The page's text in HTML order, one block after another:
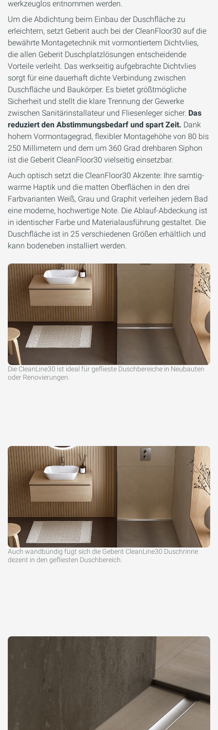
werkzeuglos entnommen werden.
Um die Abdichtung beim Einbau der Duschfläche zu
erleichtern, setzt Geberit auch bei der CleanFloor30 auf die
bewährte Montagetechnik mit vormontiertem Dichtvlies,
die allen Geberit Duschplatzlösungen entscheidende
Vorteile verleiht. Das werkseitig aufgebrachte Dichtvlies
sorgt für eine dauerhaft dichte Verbindung zwischen
Duschfläche und Baukörper. Es bietet größtmögliche
Sicherheit und stellt die klare Trennung der Gewerke
zwischen Sanitärinstallateur und Fliesenleger sicher. Das
reduziert den Abstimmungsbedarf und spart Zeit. Dank
hohem Vormontagegrad, flexibler Montagehöhe von 80 bis
250 Millimetern und dem um 360 Grad drehbaren Siphon
ist die Geberit CleanFloor30 vielseitig einsetzbar.
Auch optisch setzt die CleanFloor30 Akzente: Ihre samtig-
warme Haptik und die matten Oberflächen in den drei
Farbvarianten Weiß, Grau und Graphit verleihen jedem Bad
eine moderne, hochwertige Note. Die Ablauf-Abdeckung ist
in identischer Farbe und Materialausführung gestaltet. Die
Duschfläche ist in 25 verschiedenen Größen erhältlich und
kann bodeneben installiert werden.
Die CleanLine30 ist ideal für geflieste Duschbereiche in Neubauten
oder Renovierungen.
Auch wandbündig fügt sich die Geberit CleanLine30 Duschrinne
dezent in den gefliesten Duschbereich.